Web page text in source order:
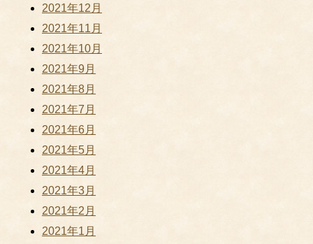
2021年12月
2021年11月
2021年10月
2021年9月
2021年8月
2021年7月
2021年6月
2021年5月
2021年4月
2021年3月
2021年2月
2021年1月